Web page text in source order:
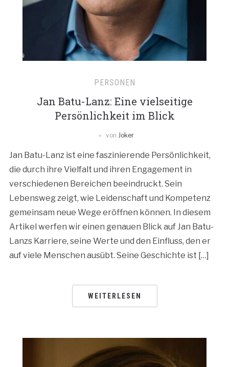
PERSONEN
Jan Batu-Lanz: Eine vielseitige
Persönlichkeit im Blick
von Joker
Jan Batu-Lanz ist eine faszinierende Persönlichkeit,
die durch ihre Vielfalt und ihren Engagement in
verschiedenen Bereichen beeindruckt. Sein
Lebensweg zeigt, wie Leidenschaft und Kompetenz
gemeinsam neue Wege eröffnen können. In diesem
Artikel werfen wir einen genauen Blick auf Jan Batu-
Lanzs Karriere, seine Werte und den Einfluss, den er
auf viele Menschen ausübt. Seine Geschichte ist […]
WEITERLESEN